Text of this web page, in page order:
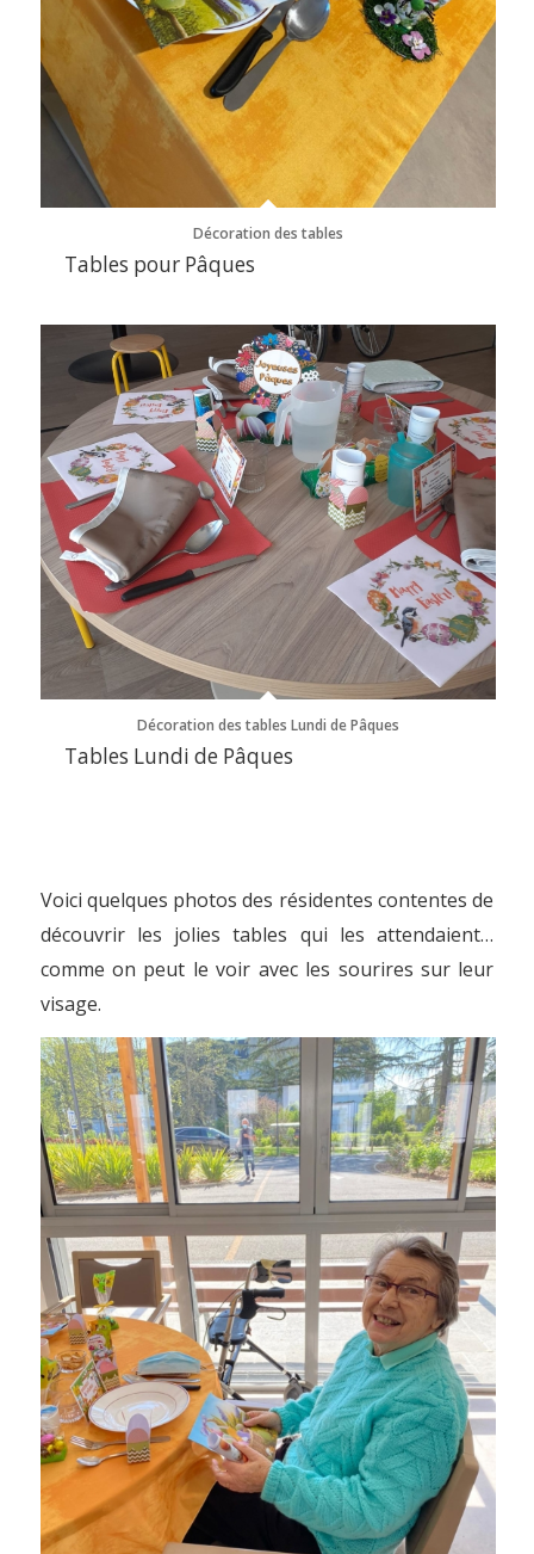
Décoration des tables
Tables pour Pâques
Décoration des tables Lundi de Pâques
Tables Lundi de Pâques
Voici quelques photos des résidentes contentes de
découvrir les jolies tables qui les attendaient…
comme on peut le voir avec les sourires sur leur
visage.